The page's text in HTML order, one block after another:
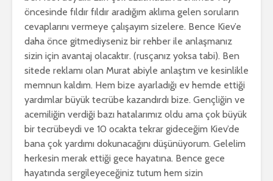
öncesinde fıldır fıldır aradığım aklıma gelen soruların
cevaplarını vermeye çalışayım sizelere. Bence Kiev’e
daha önce gitmediyseniz bir rehber ile anlaşmanız
sizin için avantaj olacaktır. (rusçanız yoksa tabi). Ben
sitede reklamı olan Murat abiyle anlaştım ve kesinlikle
memnun kaldım. Hem bize ayarladığı ev hemde ettiği
yardımlar büyük tecrübe kazandırdı bize. Gençliğin ve
acemiliğin verdiği bazı hatalarımız oldu ama çok büyük
bir tecrübeydi ve 10 ocakta tekrar gideceğim Kiev’de
bana çok yardımı dokunacağını düşünüyorum. Gelelim
herkesin merak ettiği gece hayatına. Bence gece
hayatında sergileyeceğiniz tutum hem sizin